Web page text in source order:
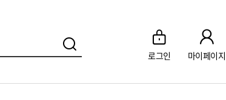
로그인 마이페이지